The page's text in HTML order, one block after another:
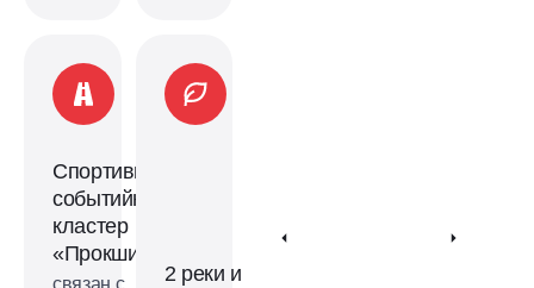
Спортивно-
событийный
кластер
«Прокшино»
связан с
2 реки и